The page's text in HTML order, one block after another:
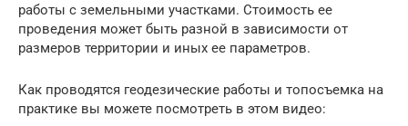
работы с земельными участками. Стоимость ее
проведения может быть разной в зависимости от
размеров территории и иных ее параметров.
Как проводятся геодезические работы и топосъемка на
практике вы можете посмотреть в этом видео: